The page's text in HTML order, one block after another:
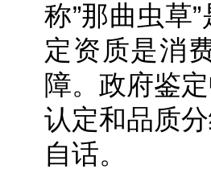
称”那曲虫草
定资质是消
障。政府鉴
认定和品质
自话。